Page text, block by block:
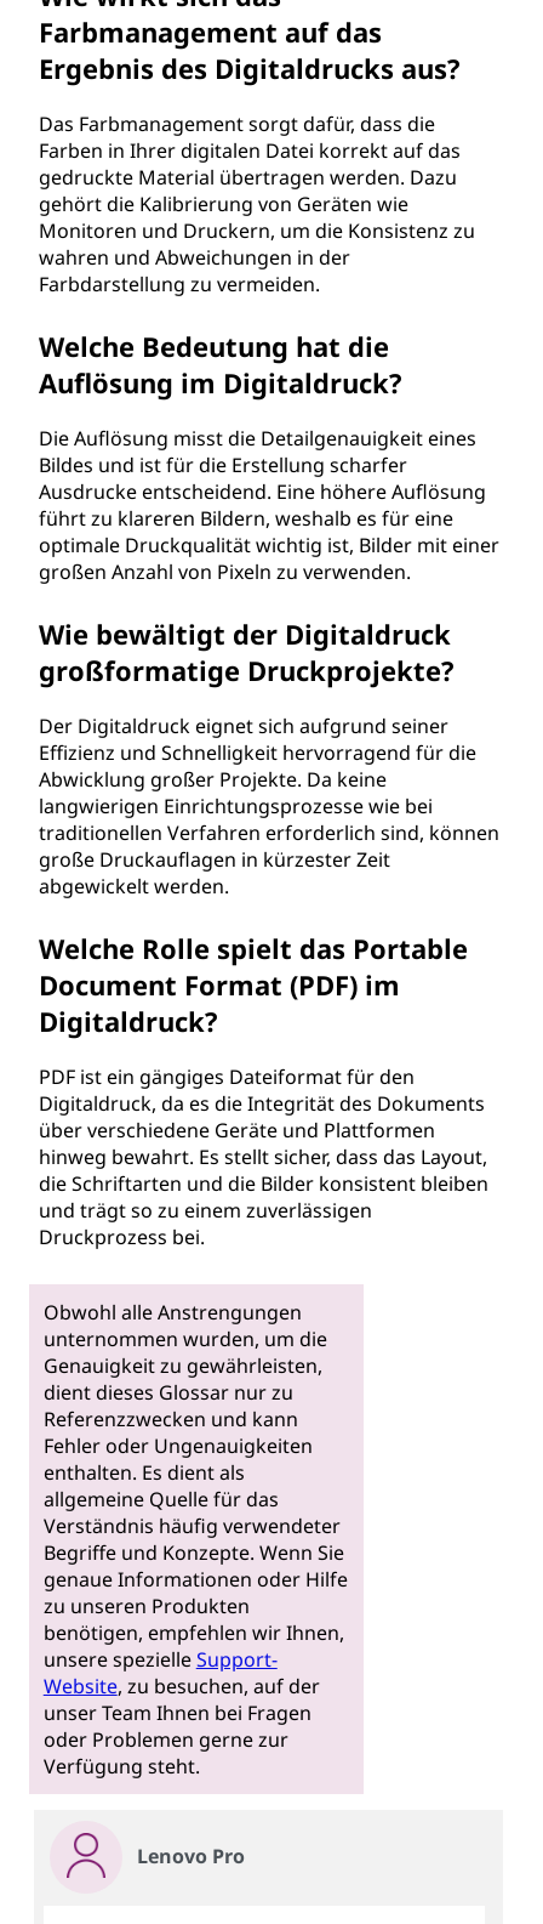
Farbmanagement auf das
Ergebnis des Digitaldrucks aus?
Das Farbmanagement sorgt dafür, dass die
Farben in Ihrer digitalen Datei korrekt auf das
gedruckte Material übertragen werden. Dazu
gehört die Kalibrierung von Geräten wie
Monitoren und Druckern, um die Konsistenz zu
wahren und Abweichungen in der
Farbdarstellung zu vermeiden.
Welche Bedeutung hat die
Auflösung im Digitaldruck?
Die Auflösung misst die Detailgenauigkeit eines
Bildes und ist für die Erstellung scharfer
Ausdrucke entscheidend. Eine höhere Auflösung
führt zu klareren Bildern, weshalb es für eine
optimale Druckqualität wichtig ist, Bilder mit einer
großen Anzahl von Pixeln zu verwenden.
Wie bewältigt der Digitaldruck
großformatige Druckprojekte?
Der Digitaldruck eignet sich aufgrund seiner
Effizienz und Schnelligkeit hervorragend für die
Abwicklung großer Projekte. Da keine
langwierigen Einrichtungsprozesse wie bei
traditionellen Verfahren erforderlich sind, können
große Druckauflagen in kürzester Zeit
abgewickelt werden.
Welche Rolle spielt das Portable
Document Format (PDF) im
Digitaldruck?
PDF ist ein gängiges Dateiformat für den
Digitaldruck, da es die Integrität des Dokuments
über verschiedene Geräte und Plattformen
hinweg bewahrt. Es stellt sicher, dass das Layout,
die Schriftarten und die Bilder konsistent bleiben
und trägt so zu einem zuverlässigen
Druckprozess bei.
Obwohl alle Anstrengungen
unternommen wurden, um die
Genauigkeit zu gewährleisten,
dient dieses Glossar nur zu
Referenzzwecken und kann
Fehler oder Ungenauigkeiten
enthalten. Es dient als
allgemeine Quelle für das
Verständnis häufig verwendeter
Begriffe und Konzepte. Wenn Sie
genaue Informationen oder Hilfe
zu unseren Produkten
benötigen, empfehlen wir Ihnen,
unsere spezielleSupport-
Website, zu besuchen, auf der
unser Team Ihnen bei Fragen
oder Problemen gerne zur
Verfügung steht.
Lenovo Pro